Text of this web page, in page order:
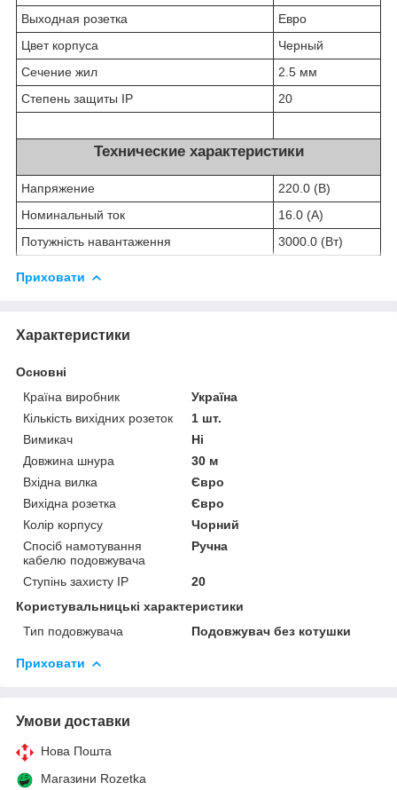
Выходная розетка
Евро
Цвет корпуса
Черный
Сечение жил
2.5 мм
Степень защиты IP
20
Технические характеристики
Напряжение
220.0 (В)
Номинальный ток
16.0 (А)
Потужність навантаження
3000.0 (Вт)
Приховати
Характеристики
Основні
Країна виробник
Україна
Кількість вихідних розеток
1 шт.
Вимикач
Ні
Довжина шнура
30 м
Вхідна вилка
Євро
Вихідна розетка
Євро
Колір корпусу
Чорний
Спосіб намотування
кабелю подовжувача
Ручна
Ступінь захисту IP
20
Користувальницькі характеристики
Тип подовжувача
Подовжувач без котушки
Приховати
Умови доставки
Нова Пошта
Магазини Rozetka